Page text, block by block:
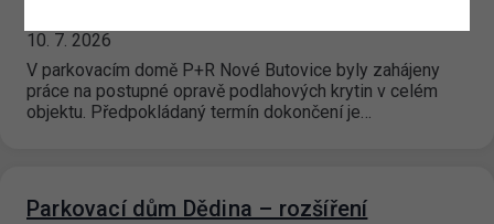
10. 7. 2026
V parkovacím domě P+R Nové Butovice byly zahájeny
práce na postupné opravě podlahových krytin v celém
objektu. Předpokládaný termín dokončení je…
Parkovací dům Dědina – rozšíření